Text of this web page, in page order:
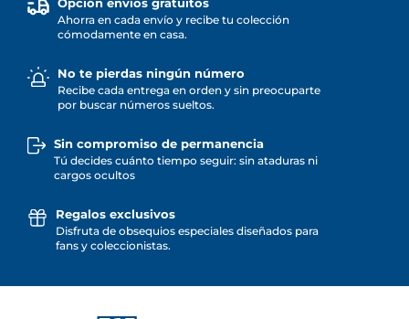
Opción envíos gratuitos
Ahorra en cada envío y recibe tu colección
cómodamente en casa.
No te pierdas ningún número
Recibe cada entrega en orden y sin preocuparte
por buscar números sueltos.
Sin compromiso de permanencia
Tú decides cuánto tiempo seguir: sin ataduras ni
cargos ocultos
Regalos exclusivos
Disfruta de obsequios especiales diseñados para
fans y coleccionistas.